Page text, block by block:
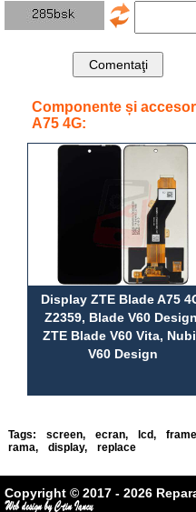
Componente și
A75 4G:
Display ZTE Blade A75
Z2359, Blade V60
ZTE Blade V60 Vita,
V60 Design
Tags: screen, ecran, lcd, frame
rama, display, replace
Copyright © 2017 - 2026